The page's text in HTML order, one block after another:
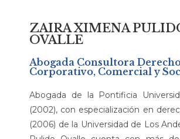
ZAIRA XIMENA
OVALLE
Abogada Consultora
Corporativo, Comercial y
Abogada de la Pontificia
(2002), con especialización en
(2006) de la Universidad de Los